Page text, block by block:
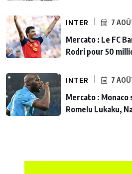
INTER 7
Mercato : Le FC
Rodri pour 50
INTER 7
Mercato : Monaco
Romelu Lukaku,